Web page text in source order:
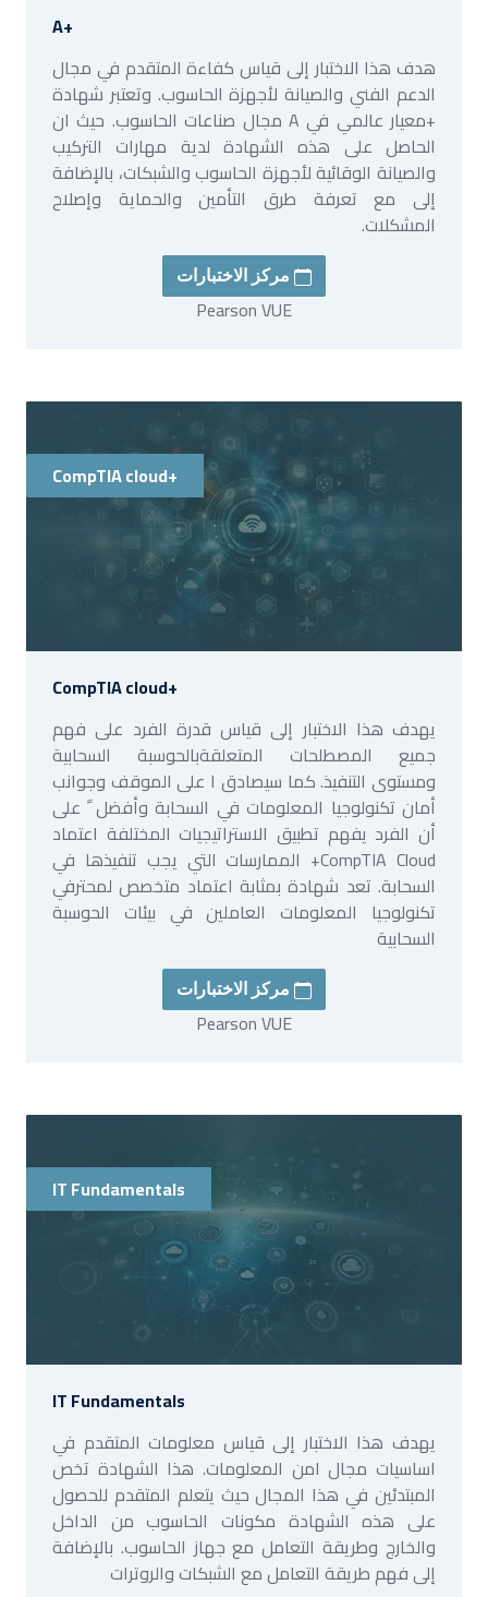
A+
هدف هذا الاختبار إلى قياس كفاءة المتقدم في مجال
الدعم الفني والصيانة لأجهزة الحاسوب. وتعتبر شهادة
+معيار عالمي في A مجال صناعات الحاسوب. حيث ان
الحاصل على هذه الشهادة لدية مهارات التركيب
والصيانة الوقائية لأجهزة الحاسوب والشبكات، بالإضافة
إلى مع تعرفة طرق التأمين والحماية وإصلاح
المشكلات.
مركز الاختبارات
Pearson VUE
CompTIA cloud+
CompTIA cloud+
يهدف هذا الاختبار إلى قياس قدرة الفرد على فهم
جميع المصطلحات المتعلقةبالحوسبة السحابية
ومستوى التنفيذ. كما سيصادق ا على الموقف وجوانب
أمان تكنولوجيا المعلومات في السحابة وأفضل ً على
أن الفرد يفهم تطبيق الاستراتيجيات المختلفة اعتماد
CompTIA Cloud+ الممارسات التي يجب تنفيذها في
السحابة. تعد شهادة بمثابة اعتماد متخصص لمحترفي
تكنولوجيا المعلومات العاملين في بيئات الحوسبة
السحابية
مركز الاختبارات
Pearson VUE
IT Fundamentals
IT Fundamentals
يهدف هذا الاختبار إلى قياس معلومات المتقدم في
اساسيات مجال امن المعلومات. هذا الشهادة تخص
المبتدئين في هذا المجال حيث يتعلم المتقدم للحصول
على هذه الشهادة مكونات الحاسوب من الداخل
والخارج وطريقة التعامل مع جهاز الحاسوب. بالإضافة
إلى فهم طريقة التعامل مع الشبكات والروترات